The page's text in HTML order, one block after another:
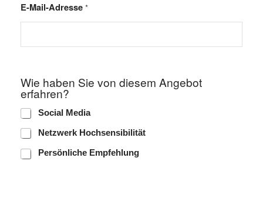
E-Mail-Adresse *
o
n
e
r
f
a
h
r
Wie haben Sie von diesem Angebot
erfahren?
Social Media
Netzwerk Hochsensibilität
Persönliche Empfehlung